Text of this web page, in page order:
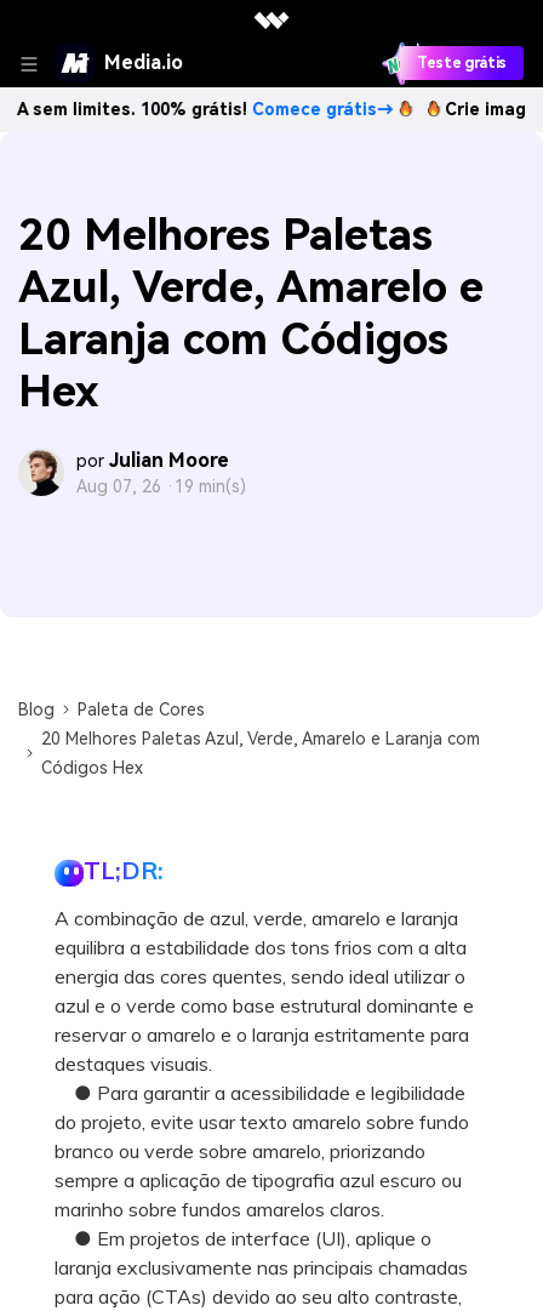
Media.io Teste grátis
100% grátis!Comece grátis→ Crie imagens com IA
20 Melhores Paletas
Azul, Verde, Amarelo e
Laranja com Códigos
Hex
por Julian Moore
Aug 07, 26 · 19 min(s)
Blog
Paleta de Cores
20 Melhores Paletas Azul, Verde, Amarelo e Laranja com
Códigos Hex
TL;DR:
A combinação de azul, verde, amarelo e laranja
equilibra a estabilidade dos tons frios com a alta
energia das cores quentes, sendo ideal utilizar o
azul e o verde como base estrutural dominante e
reservar o amarelo e o laranja estritamente para
destaques visuais.
● Para garantir a acessibilidade e legibilidade
do projeto, evite usar texto amarelo sobre fundo
branco ou verde sobre amarelo, priorizando
sempre a aplicação de tipografia azul escuro ou
marinho sobre fundos amarelos claros.
● Em projetos de interface (UI), aplique o
laranja exclusivamente nas principais chamadas
para ação (CTAs) devido ao seu alto contraste,